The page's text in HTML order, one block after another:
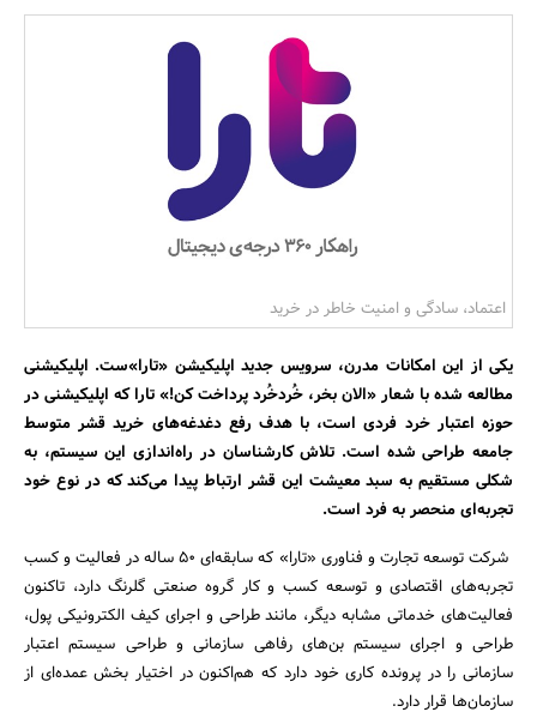
اعتماد، سادگی و امنیت خاطر در خرید
یکی از این امکانات مدرن، سرویس جدید اپلیکیشن «تارا»ست. اپلیکیشنی
مطالعه شده با شعار «الان بخر، خُردخُرد پرداخت کن!» تارا که اپلیکیشنی در
حوزه اعتبار خرد فردی است، با هدف رفع دغدغه‌های خرید قشر متوسط
جامعه طراحی شده است. تلاش کارشناسان در راه‌اندازی این سیستم، به
شکلی مستقیم به سبد معیشت این قشر ارتباط پیدا می‌کند که در نوع خود
تجربه‌ای منحصر به فرد است.
شرکت توسعه تجارت و فناوری «تارا» که سابقه‌ای ۵۰ ساله در فعالیت و کسب
تجربه‌های اقتصادی و توسعه کسب و کار گروه صنعتی گلرنگ دارد، تاکنون
فعالیت‌های خدماتی مشابه دیگر، مانند طراحی و اجرای کیف الکترونیکی پول،
طراحی و اجرای سیستم بن‌های رفاهی سازمانی و طراحی سیستم اعتبار
سازمانی را در پرونده کاری خود دارد که هم‌اکنون در اختیار بخش عمده‌ای از
سازمان‌ها قرار دارد.